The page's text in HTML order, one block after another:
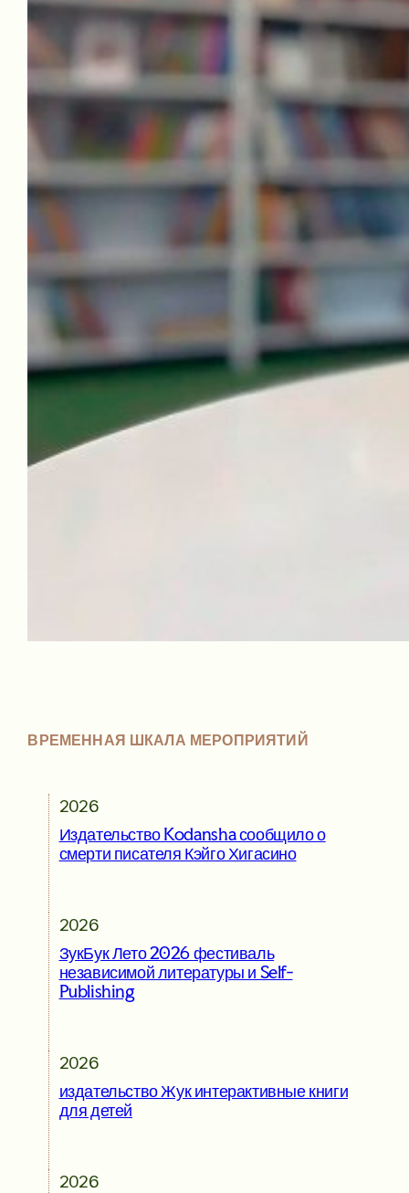
ВРЕМЕННАЯ ШКАЛА МЕРОПРИЯТИЙ
2026
Издательство Kodansha сообщило о
смерти писателя Кэйго Хигасино
2026
ЗукБук Лето 2026 фестиваль
независимой литературы и Self-
Publishing
2026
издательство Жук интерактивные книги
для детей
2026